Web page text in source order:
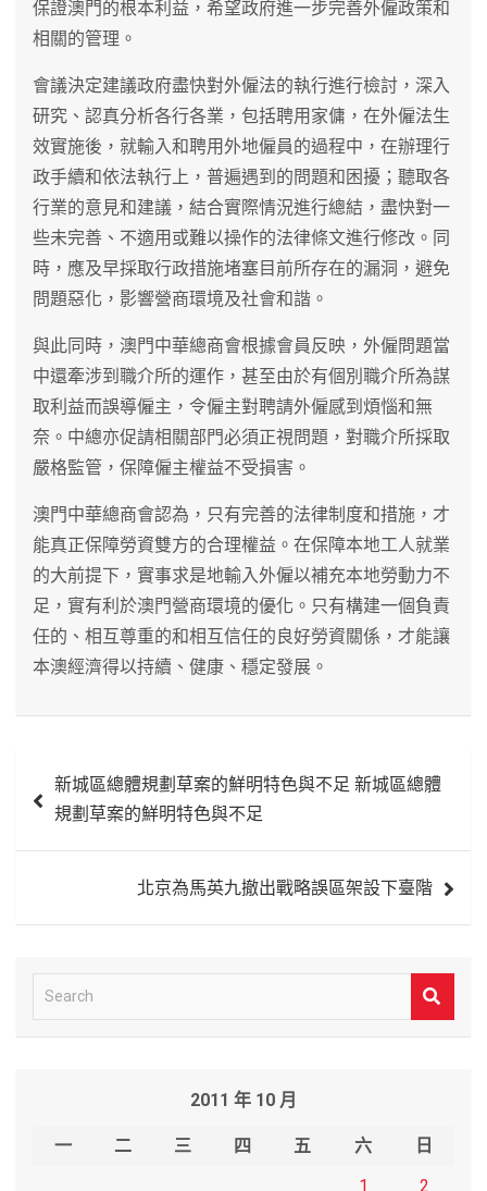
保證澳門的根本利益，希望政府進一步完善外僱政策和
相關的管理。
會議決定建議政府盡快對外僱法的執行進行檢討，深入
研究、認真分析各行各業，包括聘用家傭，在外僱法生
效實施後，就輸入和聘用外地僱員的過程中，在辦理行
政手續和依法執行上，普遍遇到的問題和困擾；聽取各
行業的意見和建議，結合實際情況進行總結，盡快對一
些未完善、不適用或難以操作的法律條文進行修改。同
時，應及早採取行政措施堵塞目前所存在的漏洞，避免
問題惡化，影響營商環境及社會和諧。
與此同時，澳門中華總商會根據會員反映，外僱問題當
中還牽涉到職介所的運作，甚至由於有個別職介所為謀
取利益而誤導僱主，令僱主對聘請外僱感到煩惱和無
奈。中總亦促請相關部門必須正視問題，對職介所採取
嚴格監管，保障僱主權益不受損害。
澳門中華總商會認為，只有完善的法律制度和措施，才
能真正保障勞資雙方的合理權益。在保障本地工人就業
的大前提下，實事求是地輸入外僱以補充本地勞動力不
足，實有利於澳門營商環境的優化。只有構建一個負責
任的、相互尊重的和相互信任的良好勞資關係，才能讓
本澳經濟得以持續、健康、穩定發展。
章 新城區總體規劃草案的鮮明特色與不足 新城區總體
規劃草案的鮮明特色與不足
北京為馬英九撤出戰略誤區架設下臺階
e
2011 年 10 月
一 二 三 四 五 六
日
1
2